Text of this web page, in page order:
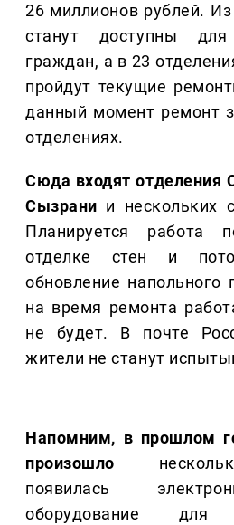
26 миллионов рублей.
станут доступны для
граждан, а в 23
пройдут текущие
данный момент ремонт
отделениях.
Сюда входят отделения
Сызрани и нескольких
Планируется работа
отделке стен и
обновление напольного
на время ремонта
не будет. В почте
жители не станут
Напомним, в прошлом
произошло
появилась
оборудование для